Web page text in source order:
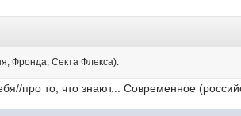
Фронда, Секта Флекса).
про то, что знают... Современное